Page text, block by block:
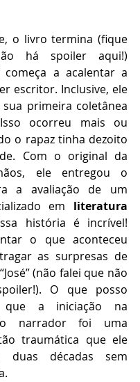
o livro termina (fique
há spoiler aqui!)
começa a acalentar a
escritor. Inclusive, ele
primeira coletânea
ocorreu mais ou
o rapaz tinha dezoito
Com o original da
ele entregou o
a avaliação de um
em literatura
história é incrível!
o que aconteceu
as surpresas de
(não falei que não
O que posso
a iniciação na
narrador foi uma
traumática que ele
duas décadas sem